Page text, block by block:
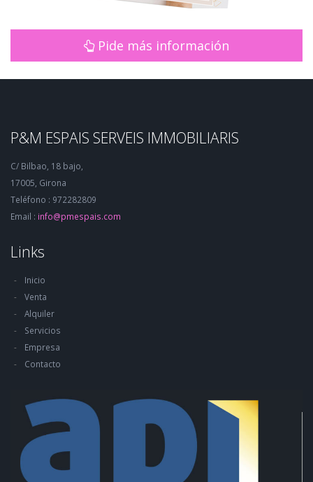
Pide más información
P&M ESPAIS SERVEIS IMMOBILIARIS
C/ Bilbao, 18 bajo,
17005, Girona
Teléfono : 972282809
Email : info@pmespais.com
Links
Inicio
Venta
Alquiler
Servicios
Empresa
Contacto